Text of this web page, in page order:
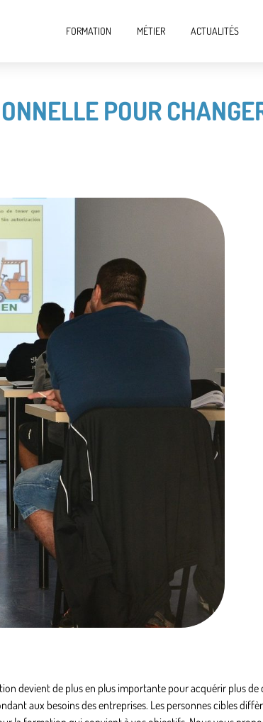
FORMATION MÉTIER ACTUALITÉS
POUR
devient de plus en plus importante pouracquérir plus de
aux besoins des entreprises. Les personnes cibles